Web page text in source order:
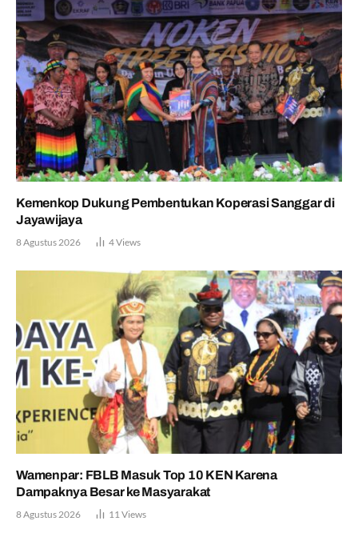
Kemenkop Dukung Pembentukan Koperasi Sanggar di
Jayawijaya
8 Agustus 2026 4Views
Wamenpar: FBLB Masuk Top 10 KEN Karena
Dampaknya Besar ke Masyarakat
8 Agustus 2026 11Views